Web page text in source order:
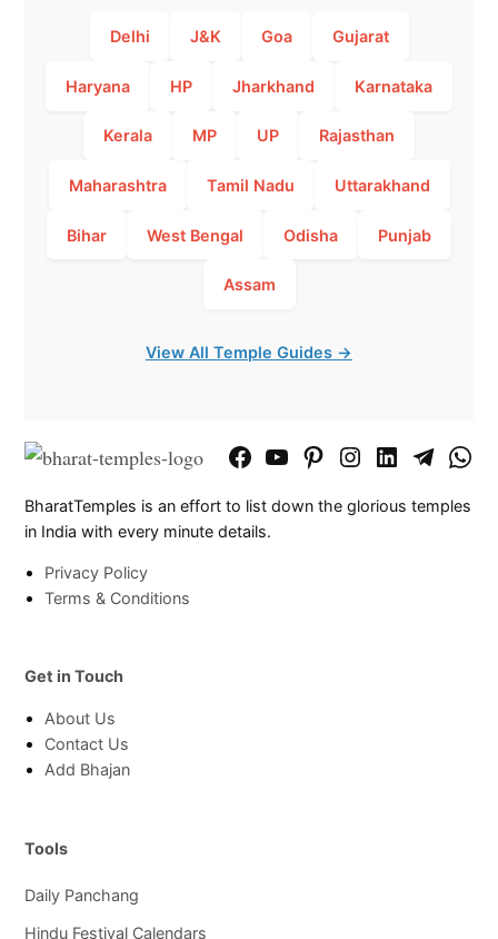
Delhi J&K Goa Gujarat
Haryana HP Jharkhand Karnataka
Kerala MP UP Rajasthan
Maharashtra Tamil Nadu Uttarakhand
Bihar West Bengal Odisha Punjab
Assam
View All Temple Guides →
FacebookYouTubePinterestInstagram
LinkedInTelegram
BharatTemples is an effort to list down the glorious temples
in India with every minute details.
Privacy Policy
Terms & Conditions
Get in Touch
About Us
Contact Us
Add Bhajan
Tools
Daily Panchang
Hindu Festival Calendars